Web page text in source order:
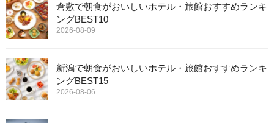
倉敷で朝食がおいしいホテル・旅館おすすめランキ
ングBEST10
2026-08-09
新潟で朝食がおいしいホテル・旅館おすすめランキ
ングBEST15
2026-08-06